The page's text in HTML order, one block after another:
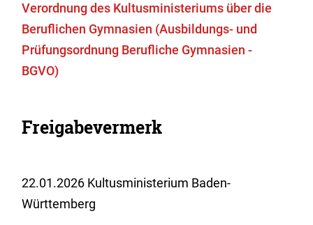
Verordnung des Kultusministeriums über die
Beruflichen Gymnasien (Ausbildungs- und
Prüfungsordnung Berufliche Gymnasien -
BGVO)
Freigabevermerk
22.01.2026 Kultusministerium Baden-
Württemberg